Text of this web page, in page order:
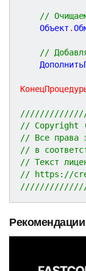
//
	Объект
.
//
// Copyright
// Все права
// в
// Текст
// https://
Рекомендации